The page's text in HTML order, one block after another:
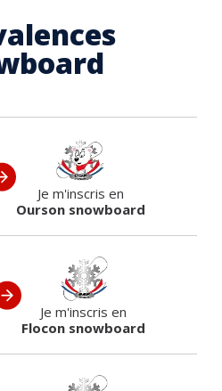
Je m'inscris en
Ourson snowboard
Je m'inscris en
Flocon snowboard